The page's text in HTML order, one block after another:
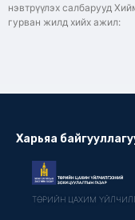
нэвтрүүлэх салбарууд
гурван жилд хийх ажил:
Харьяа
ТӨРИЙН ЦАХИМ